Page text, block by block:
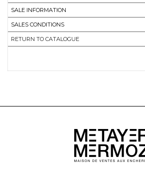
SALE INFORMATION
SALES CONDITIONS
RETURN TO CATALOGUE